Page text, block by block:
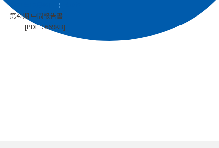
2021年12月06日
第43期 中間報告書
[PDF：669KB]